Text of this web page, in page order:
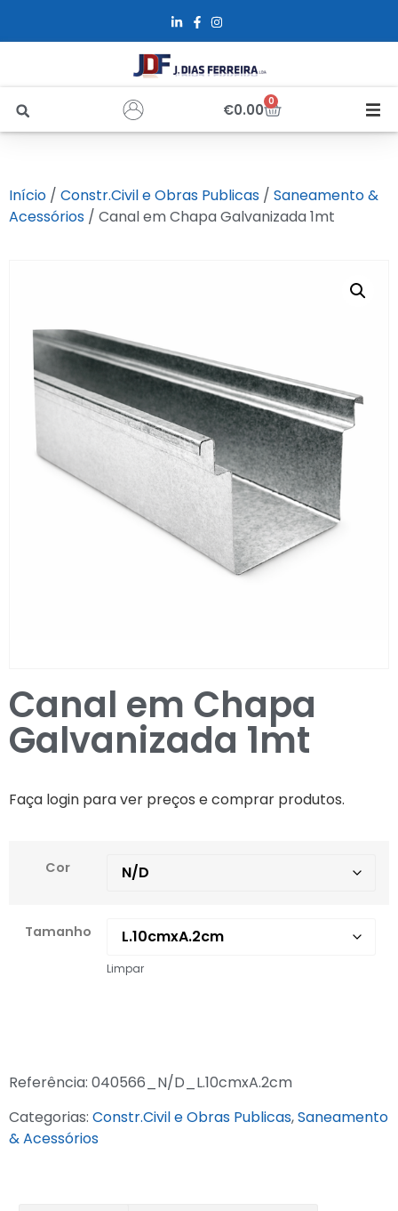
€0.00 0
Sobre Nós
Recrutamento
Contactos
Entrar / Registar
Início / Constr.Civil e Obras Publicas / Saneamento &
Acessórios / Canal em Chapa Galvanizada 1mt
Canal em Chapa
Galvanizada 1mt
Faça login para ver preços e comprar produtos.
Cor
Tamanho
Limpar
Referência: 040566_N/D_L.10cmxA.2cm
Categorias: Constr.Civil e Obras Publicas,Saneamento
& Acessórios